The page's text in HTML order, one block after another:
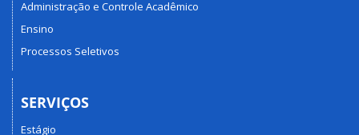
Administração e Controle Acadêmico
Ensino
Processos Seletivos
SERVIÇOS
Estágio